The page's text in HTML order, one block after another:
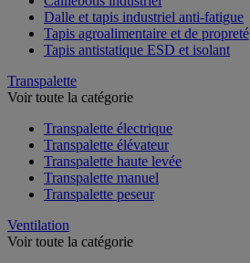
Dalle et tapis industriel anti-fatigue
Tapis agroalimentaire et de propreté
Tapis antistatique ESD et isolant
Transpalette
Voir toute la catégorie
Transpalette électrique
Transpalette élévateur
Transpalette haute levée
Transpalette manuel
Transpalette peseur
Ventilation
Voir toute la catégorie